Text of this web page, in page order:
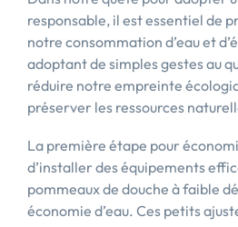
responsable, il est essentiel de
notre consommation d’eau et
adoptant de simples gestes au
réduire notre empreinte
préserver les ressources
La première étape pour
d’installer des équipements
pommeaux de douche à faible
économie d’eau. Ces petits